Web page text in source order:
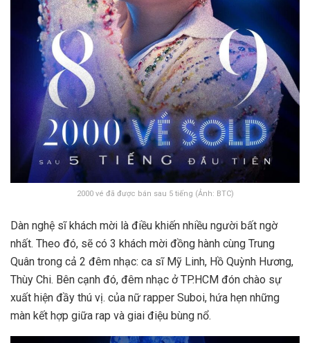
2000 vé đã được bán sau 5 tiếng (Ảnh: BTC)
Dàn nghệ sĩ khách mời là điều khiến nhiều người bất ngờ
nhất. Theo đó, sẽ có 3 khách mời đồng hành cùng Trung
Quân trong cả 2 đêm nhạc: ca sĩ Mỹ Linh, Hồ Quỳnh Hương,
Thùy Chi. Bên cạnh đó, đêm nhạc ở TP.HCM đón chào sự
xuất hiện đầy thú vị. của nữ rapper Suboi, hứa hẹn những
màn kết hợp giữa rap và giai điệu bùng nổ.